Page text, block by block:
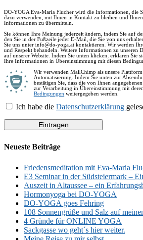
DO-YOGA Eva-Maria Flucher wird die Informationen, die
dazu verwenden, mit Ihnen in Kontakt zu bleiben und
Informationen zu übermitteln.
Sie können Ihre Meinung jederzeit ändern, indem Sie auf
den Sie in der Fußzeile jeder E-Mail, die Sie von uns
Sie uns unter info@do-yoga.at kontaktieren. Wir werden
und Respekt behandeln. Weitere Informationen zu unseren
auf unserer Website. Indem Sie unten klicken, erklären Sie
Ihre Informationen in Übereinstimmung mit diesen
Wir verwenden MailChimp als unsere
Automatisierung. Indem Sie unten zur
bestätigen Sie, dass die von Ihnen
zur Verarbeitung in Übereinstimmung mit deren
Bedingungen weitergegeben werden.
Ich habe die Datenschutzerklärung
Neueste Beiträge
Friedensmeditation mit Eva-Maria
E3 Seminar in der Südsteiermark –
Auszeit in Altaussee – ein
Hormonyoga bei DO-YOGA
DO-YOGA goes Fehring
108 Sonnengrüße und Salz auf
4 Gründe für ONLINE YOGA
Sackgasse wo geht´s hier weiter.